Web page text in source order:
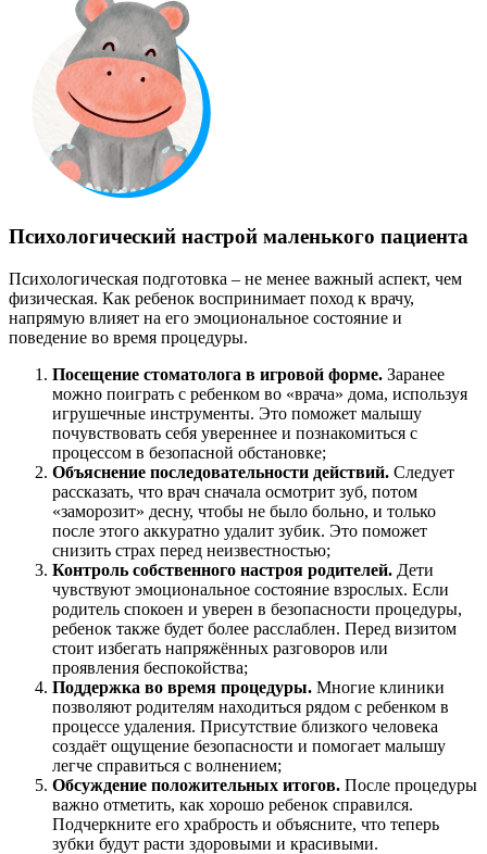
Психологический настрой маленького пациента
Психологическая подготовка – не менее важный аспект, чем
физическая. Как ребенок воспринимает поход к врачу,
напрямую влияет на его эмоциональное состояние и
поведение во время процедуры.
Посещение стоматолога в игровой форме. Заранее
можно поиграть с ребенком во «врача» дома, используя
игрушечные инструменты. Это поможет малышу
почувствовать себя увереннее и познакомиться с
процессом в безопасной обстановке;
Объяснение последовательности действий. Следует
рассказать, что врач сначала осмотрит зуб, потом
«заморозит» десну, чтобы не было больно, и только
после этого аккуратно удалит зубик. Это поможет
снизить страх перед неизвестностью;
Контроль собственного настроя родителей. Дети
чувствуют эмоциональное состояние взрослых. Если
родитель спокоен и уверен в безопасности процедуры,
ребенок также будет более расслаблен. Перед визитом
стоит избегать напряжённых разговоров или
проявления беспокойства;
Поддержка во время процедуры. Многие клиники
позволяют родителям находиться рядом с ребенком в
процессе удаления. Присутствие близкого человека
создаёт ощущение безопасности и помогает малышу
легче справиться с волнением;
Обсуждение положительных итогов. После процедуры
важно отметить, как хорошо ребенок справился.
Подчеркните его храбрость и объясните, что теперь
зубки будут расти здоровыми и красивыми.